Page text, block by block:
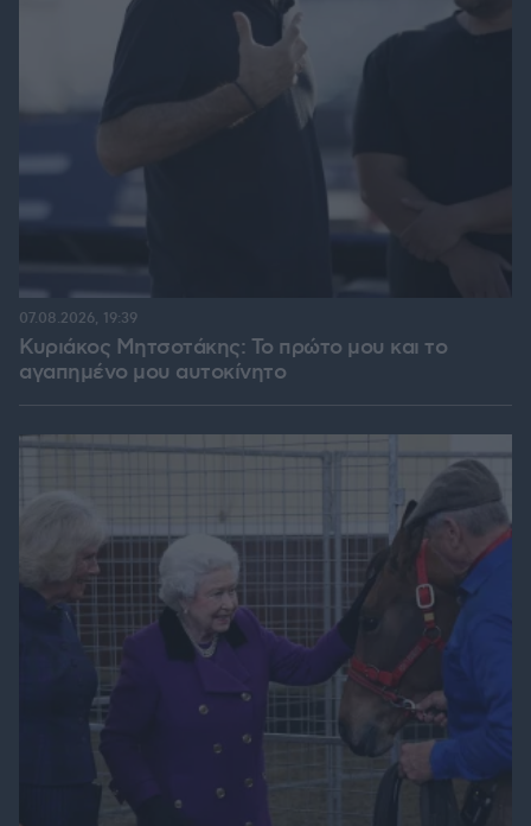
Κυριάκος Μητσοτάκης: Το πρώτο μου και το
αγαπημένο μου αυτοκίνητο
07.08.2026, 19:39